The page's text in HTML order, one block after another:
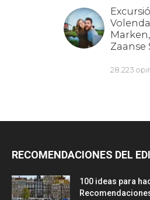
RECOMENDACIONES DEL
100 ideas para